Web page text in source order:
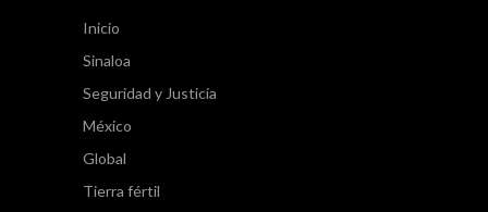
Inicio
Sinaloa
Seguridad y Justicia
México
Global
Tierra fértil